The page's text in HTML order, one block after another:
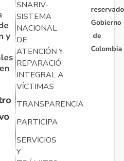
y
SNARIV-
SISTEMA
NACIONAL
DE
ATENCIÓN Y
REPARACIÓN
INTEGRAL A
VÍCTIMAS
TRANSPARENCIA
PARTICIPA
SERVICIOS
Y
Gobierno
de
Colombia